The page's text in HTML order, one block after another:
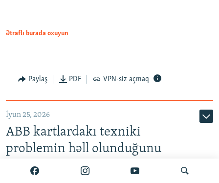
Auto 240p 360p 480p
720p 1080p
Ətraflı burada oxuyun
Paylaş PDF VPN-siz açmaq
İyun 25, 2026
ABB kartlardakı texniki
problemin həll olunduğunu
bildirir